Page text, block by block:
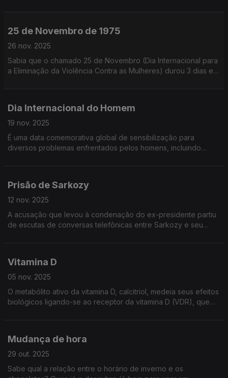
25 de Novembro de 1975
26 nov. 2025
Sabia que o chamado 25 de Novembro (Dia Internacional para
a Eliminação da Violência Contra as Mulheres) durou 3 dias e
Dia Internacional do Homem
19 nov. 2025
É uma data comemorativa global de sensibilização para
diversos problemas enfrentados pelos homens, incluindo
Prisão de Sarkozy
12 nov. 2025
A acusação que levou à condenação do ex-presidente partiu
de escutas de conversas telefônicas entre Sarkozy e seu
Vitamina D
05 nov. 2025
O metabólito ativo da vitamina D, calcitriol, medeia seus efeitos
biológicos ligando-se ao receptor da vitamina D (VDR), que
Mudança de hora
29 out. 2025
Sabe qual a relação entre o horário de inverno e os